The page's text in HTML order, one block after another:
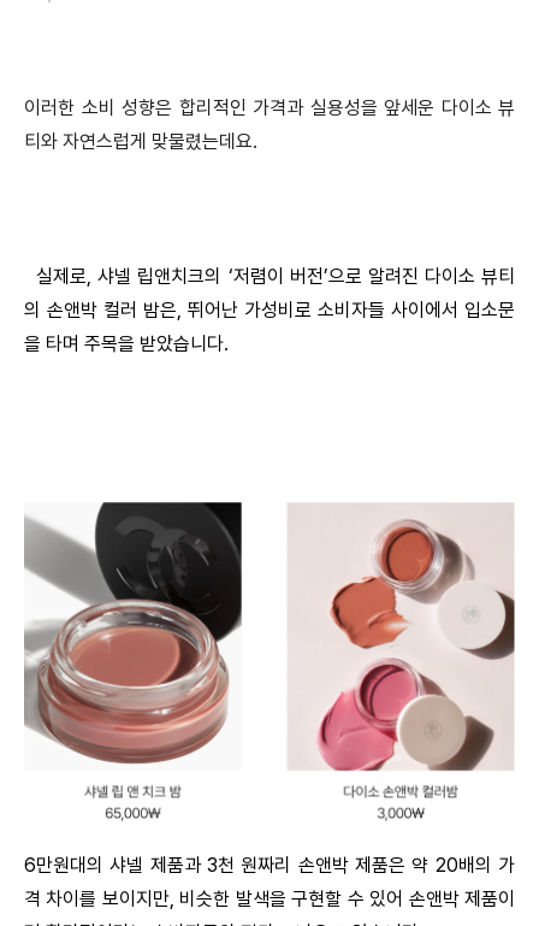
이러한 소비 성향은 합리적인 가격과 실용성을 앞세운 다이소 뷰
티와 자연스럽게 맞물렸는데요.
실제로, 샤넬 립앤치크의 ‘저렴이 버전’으로 알려진 다이소 뷰티
의 손앤박 컬러 밤은, 뛰어난 가성비로 소비자들 사이에서 입소문
을 타며 주목을 받았습니다.
6만원대의 샤넬 제품과 3천 원짜리 손앤박 제품은 약 20배의 가
격 차이를 보이지만, 비슷한 발색을 구현할 수 있어 손앤박 제품이